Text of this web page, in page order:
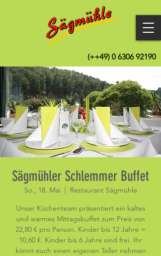
(++49) 0 6306 92190
Sägmühler Schlemmer Buffet
So., 18. Mai
  |
Restaurant Sägmühle
Unser Küchenteam präsentiert ein kaltes
und warmes Mittagsbuffet zum Preis von
22,80 € pro Person. Kinder bis 12 Jahre =
10,60 €. Kinder bis 6 Jahre sind frei. Ihr
könnt euch einen eigenen Teller nehmen